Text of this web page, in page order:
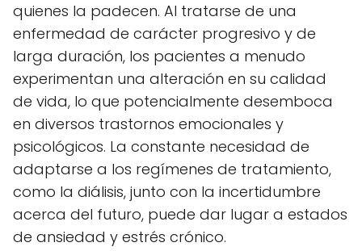
quienes la padecen. Al tratarse de una
enfermedad de carácter progresivo y de
larga duración, los pacientes a menudo
experimentan una alteración en su calidad
de vida, lo que potencialmente desemboca
en diversos trastornos emocionales y
psicológicos. La constante necesidad de
adaptarse a los regímenes de tratamiento,
como la diálisis, junto con la incertidumbre
acerca del futuro, puede dar lugar a estados
de ansiedad y estrés crónico.